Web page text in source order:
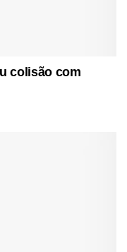
colisão com